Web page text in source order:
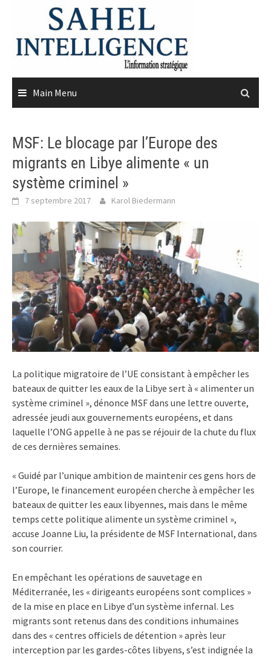
content
Main Menu
MSF: Le blocage par l’Europe des
migrants en Libye alimente « un
système criminel »
7 septembre 2017 Karol Biedermann
La politique migratoire de l’UE consistant à empêcher les
bateaux de quitter les eaux de la Libye sert à « alimenter un
système criminel », dénonce MSF dans une lettre ouverte,
adressée jeudi aux gouvernements européens, et dans
laquelle l’ONG appelle à ne pas se réjouir de la chute du flux
de ces dernières semaines.
« Guidé par l’unique ambition de maintenir ces gens hors de
l’Europe, le financement européen cherche à empêcher les
bateaux de quitter les eaux libyennes, mais dans le même
temps cette politique alimente un système criminel »,
accuse Joanne Liu, la présidente de MSF International, dans
son courrier.
En empêchant les opérations de sauvetage en
Méditerranée, les « dirigeants européens sont complices »
de la mise en place en Libye d’un système infernal. Les
migrants sont retenus dans des conditions inhumaines
dans des « centres officiels de détention » après leur
interception par les gardes-côtes libyens, s’est indignée la